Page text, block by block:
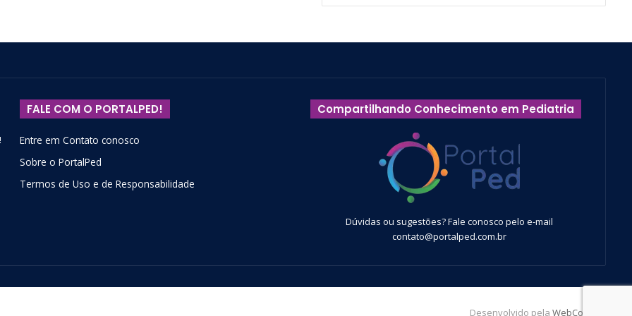
FALE COM O PORTALPED!
Entre em Contato conosco
Sobre o PortalPed
Termos de Uso e de Responsabilidade
Compartilhando Conhecimento em Pediatria
Dúvidas ou sugestões? Fale conosco pelo e-mail
contato@portalped.com.br
Desenvolvido pela WebContent